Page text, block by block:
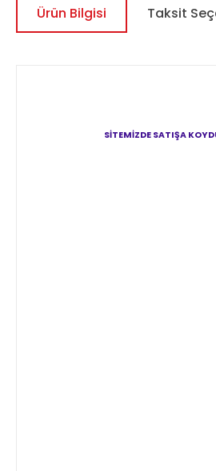
Ürün Bilgisi Taksit
SİTEMİZDE SATIŞA